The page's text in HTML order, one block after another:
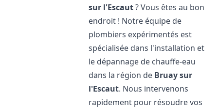
sur l'Escaut? Vous êtes au bon
endroit ! Notre équipe de
plombiers expérimentés est
spécialisée dans l'installation et
le dépannage de chauffe-eau
dans la région de Bruay sur
l'Escaut. Nous intervenons
rapidement pour résoudre vos